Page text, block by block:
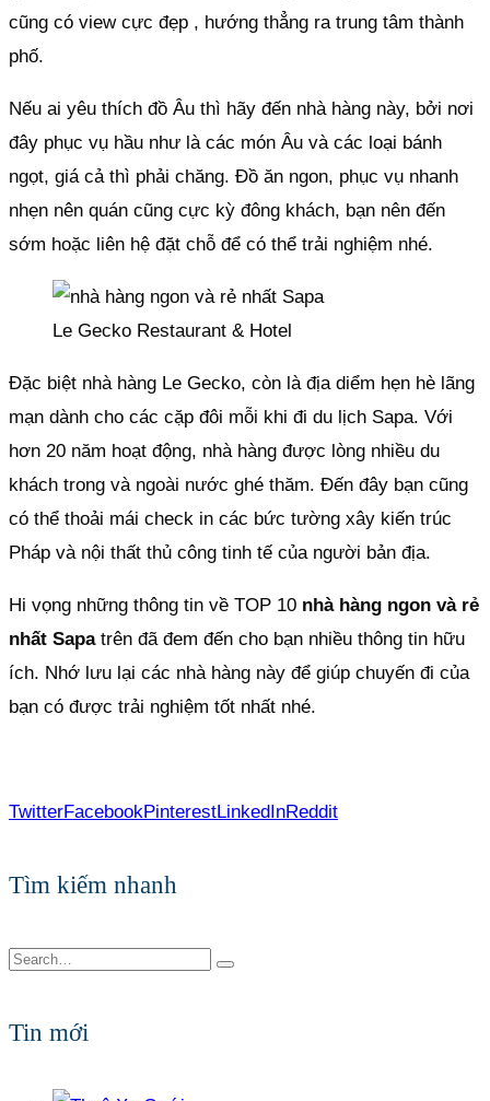
cũng có view cực đẹp , hướng thẳng ra trung tâm thành
phố.
Nếu ai yêu thích đồ Âu thì hãy đến nhà hàng này, bởi nơi
đây phục vụ hầu như là các món Âu và các loại bánh
ngọt, giá cả thì phải chăng. Đồ ăn ngon, phục vụ nhanh
nhẹn nên quán cũng cực kỳ đông khách, bạn nên đến
sớm hoặc liên hệ đặt chỗ để có thể trải nghiệm nhé.
Le Gecko Restaurant & Hotel
Đặc biệt nhà hàng Le Gecko, còn là địa diểm hẹn hè lãng
mạn dành cho các cặp đôi mỗi khi đi du lịch Sapa. Với
hơn 20 năm hoạt động, nhà hàng được lòng nhiều du
khách trong và ngoài nước ghé thăm. Đến đây bạn cũng
có thể thoải mái check in các bức tường xây kiến trúc
Pháp và nội thất thủ công tinh tế của người bản địa.
Hi vọng những thông tin về TOP 10 nhà hàng ngon và rẻ
nhất Sapatrên đã đem đến cho bạn nhiều thông tin hữu
ích. Nhớ lưu lại các nhà hàng này để giúp chuyến đi của
bạn có được trải nghiệm tốt nhất nhé.
TwitterFacebookPinterestLinkedInReddit
Tìm kiếm nhanh
Tin mới